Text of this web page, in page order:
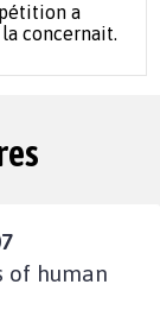
a
concernait.
of human